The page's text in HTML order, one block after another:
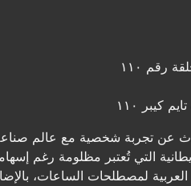
رقم ١١٠
١١٠
عن تجربة شخصية مع عالم
التي تُعتبر مظلومة رغم
لمصطلحات الساعات،